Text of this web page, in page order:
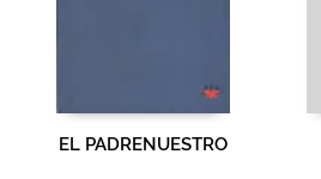
EL PADRENUESTRO